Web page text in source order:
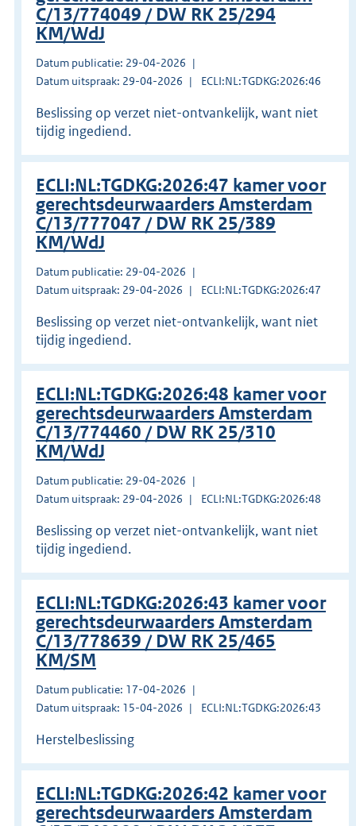
C/13/774049 / DW RK 25/294
KM/WdJ
Datum publicatie: 29-04-2026
Datum uitspraak: 29-04-2026
ECLI:NL:TGDKG:2026:46
Beslissing op verzet niet-ontvankelijk, want niet
tijdig ingediend.
ECLI:NL:TGDKG:2026:47 kamer voor
gerechtsdeurwaarders Amsterdam
C/13/777047 / DW RK 25/389
KM/WdJ
Datum publicatie: 29-04-2026
Datum uitspraak: 29-04-2026
ECLI:NL:TGDKG:2026:47
Beslissing op verzet niet-ontvankelijk, want niet
tijdig ingediend.
ECLI:NL:TGDKG:2026:48 kamer voor
gerechtsdeurwaarders Amsterdam
C/13/774460 / DW RK 25/310
KM/WdJ
Datum publicatie: 29-04-2026
Datum uitspraak: 29-04-2026
ECLI:NL:TGDKG:2026:48
Beslissing op verzet niet-ontvankelijk, want niet
tijdig ingediend.
ECLI:NL:TGDKG:2026:43 kamer voor
gerechtsdeurwaarders Amsterdam
C/13/778639 / DW RK 25/465
KM/SM
Datum publicatie: 17-04-2026
Datum uitspraak: 15-04-2026
ECLI:NL:TGDKG:2026:43
Herstelbeslissing
ECLI:NL:TGDKG:2026:42 kamer voor
gerechtsdeurwaarders Amsterdam